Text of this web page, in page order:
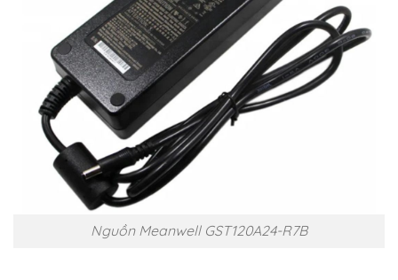
Nguồn Meanwell GST120A24-R7B